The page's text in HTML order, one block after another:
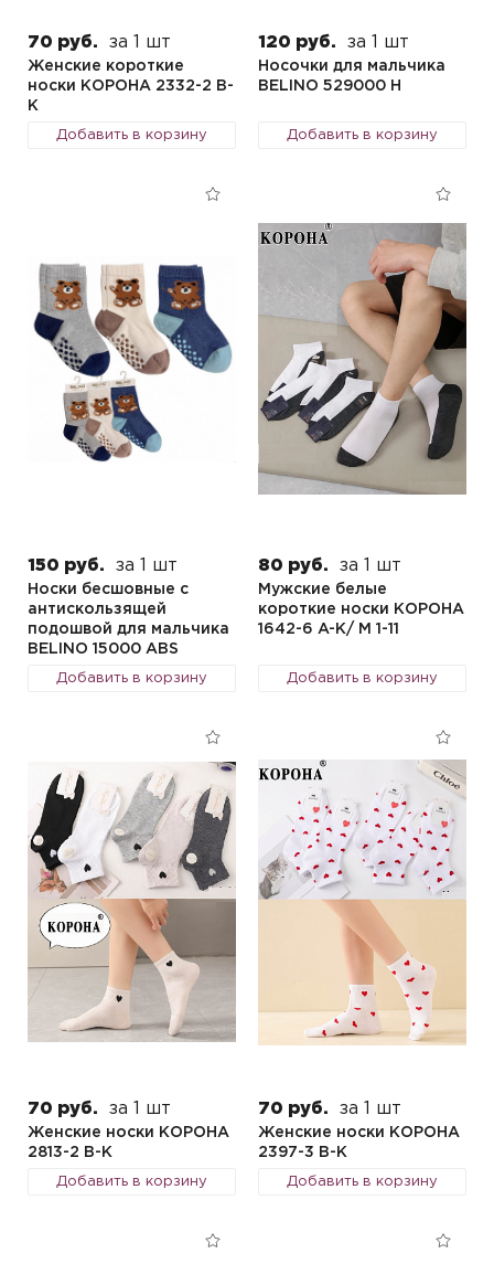
70 руб. за 1 шт
Женские короткие
носки КОРОНА 2332-2 B-
K
Добавить в корзину
120 руб. за 1 шт
Носочки для мальчика
BELINO 529000 H
Добавить в корзину
150 руб. за 1 шт
Носки бесшовные с
антискользящей
подошвой для мальчика
BELINO 15000 ABS
Добавить в корзину
80 руб. за 1 шт
Мужские белые
короткие носки КОРОНА
1642-6 A-K/ М 1-11
Добавить в корзину
70 руб. за 1 шт
Женские носки КОРОНА
2813-2 B-K
Добавить в корзину
70 руб. за 1 шт
Женские носки КОРОНА
2397-3 B-K
Добавить в корзину